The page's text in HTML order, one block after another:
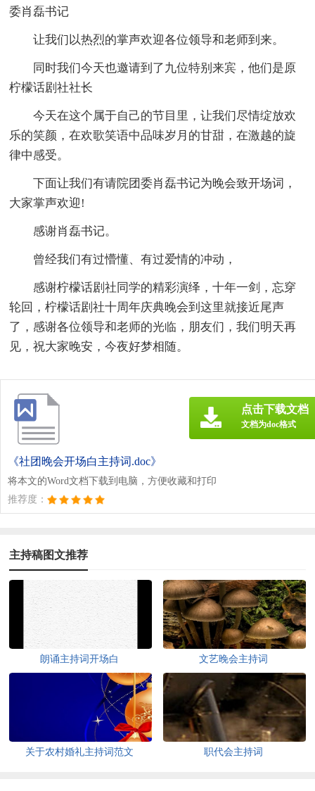
委肖磊书记
让我们以热烈的掌声欢迎各位领导和老师到来。
同时我们今天也邀请到了九位特别来宾，他们是原
柠檬话剧社社长
今天在这个属于自己的节目里，让我们尽情绽放欢
乐的笑颜，在欢歌笑语中品味岁月的甘甜，在激越的旋
律中感受。
下面让我们有请院团委肖磊书记为晚会致开场词，
大家掌声欢迎!
感谢肖磊书记。
曾经我们有过懵懂、有过爱情的冲动，
感谢柠檬话剧社同学的精彩演绎，十年一剑，忘穿
轮回，柠檬话剧社十周年庆典晚会到这里就接近尾声
了，感谢各位领导和老师的光临，朋友们，我们明天再
见，祝大家晚安，今夜好梦相随。
《社团晚会开场白主持词.doc》
将本文的Word文档下载到电脑，方便收藏和打印
推荐度：
点击下载文档
文档为doc格式
主持稿图文推荐
朗诵主持词开场白 文艺晚会主持词
关于农村婚礼主持词范文 职代会主持词